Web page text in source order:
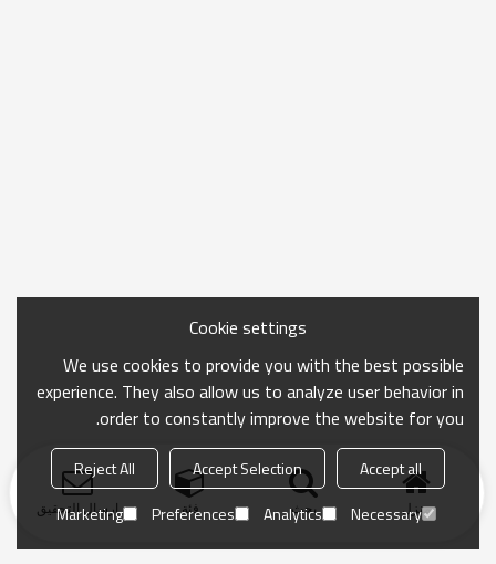
منزل بحث فئة ارسال التحقيق
Cookie settings
We use cookies to provide you with the best possible
experience. They also allow us to analyze user behavior in
order to constantly improve the website for you.
Accept all
Accept Selection
Reject All
Necessary
Analytics
Preferences
Marketing